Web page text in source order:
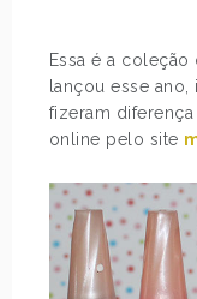
Essa é a
lançou esse
fizeram
online pelo site
POST ANTERIOR
COLEÇÃO MANIAS
MARIA L'APOGÉE